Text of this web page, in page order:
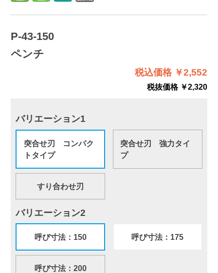
P-43-150
ペンチ
税込価格 ￥2,552
税抜価格 ￥2,320
バリエーション1
突合せ刃 コンパク
トタイプ
突合せ刃 強力タイ
プ
すり合わせ刃
バリエーション2
呼び寸法：150 呼び寸法：175
呼び寸法：200